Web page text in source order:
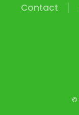
Contact
©